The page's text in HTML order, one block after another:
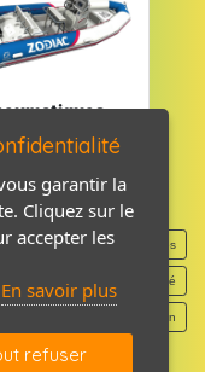
Mentions légales
Politique de confidentialité
Contact / Plan
garantir la
Cliquez sur le
accepter les
En savoir plus
refuser